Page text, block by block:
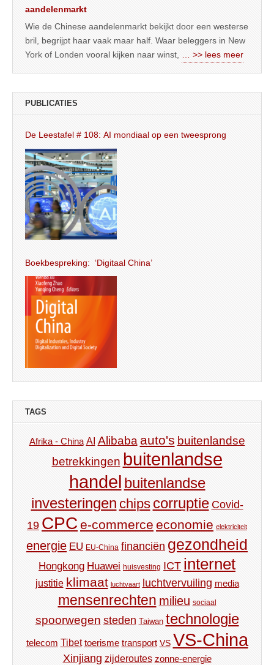
aandelenmarkt
Wie de Chinese aandelenmarkt bekijkt door een westerse
bril, begrijpt haar vaak maar half. Waar beleggers in New
York of Londen vooral kijken naar winst, … >> lees meer
PUBLICATIES
De Leestafel # 108: AI mondiaal op een tweesprong
Boekbespreking: ‘Digitaal China’
TAGS
Afrika - China AI Alibaba auto's buitenlandse
betrekkingen buitenlandse
handel buitenlandse
investeringen chips corruptie Covid-
19 CPC e-commerce economie elektriciteit
energie EU EU-China financiën gezondheid
Hongkong Huawei huisvesting ICT internet
justitie klimaat luchtvaart luchtvervuiling media
mensenrechten milieu sociaal
spoorwegen steden Taiwan technologie
telecom Tibet toerisme transport VS VS-China
Xinjiang zijderoutes zonne-energie